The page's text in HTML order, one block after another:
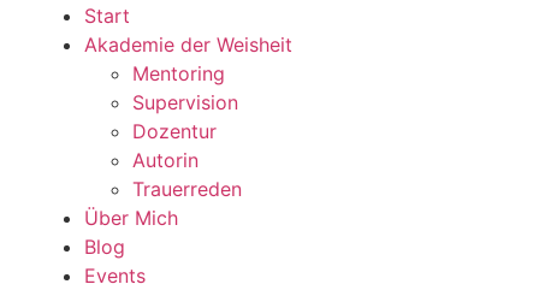
Start
Akademie der Weisheit
Mentoring
Supervision
Dozentur
Autorin
Trauerreden
Über Mich
Blog
Events